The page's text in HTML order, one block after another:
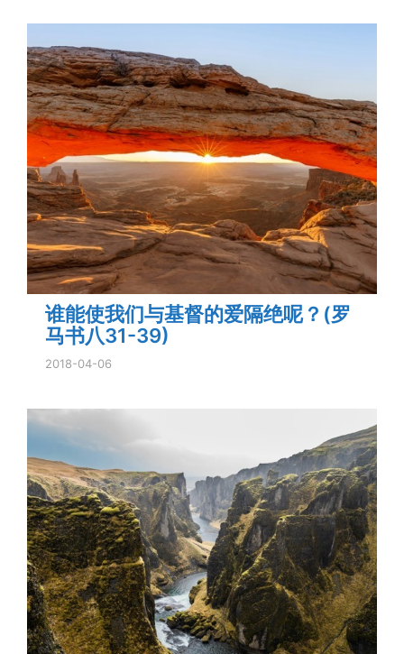
谁能使我们与基督的爱隔绝呢？(罗
马书八31-39)
2018-04-06